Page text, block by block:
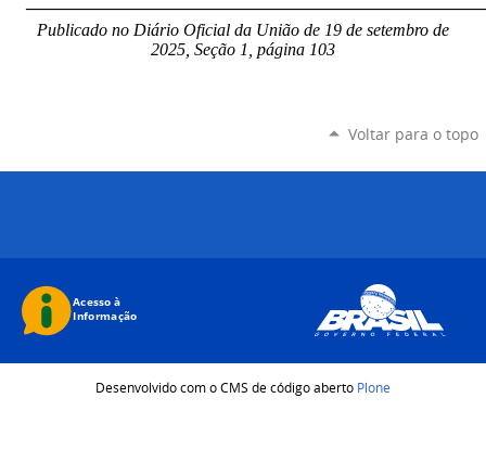
Publicado no Diário Oficial da União de 19 de setembro de
2025, Seção 1, página 103
Voltar para o topo
Desenvolvido com o CMS de código aberto Plone